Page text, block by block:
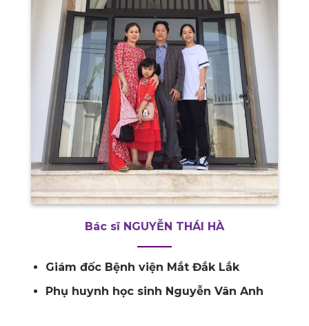
Bác sĩ NGUYỄN THÁI HÀ
Giám đốc Bệnh viện Mắt Đắk Lắk
Phụ huynh học sinh Nguyễn Vân Anh